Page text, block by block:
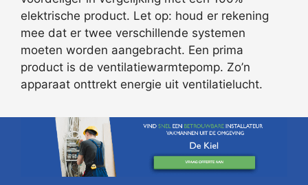
elektrische product. Let op: houd er rekening
mee dat er twee verschillende systemen
moeten worden aangebracht. Een prima
product is de ventilatiewarmtepomp. Zo’n
apparaat onttrekt energie uit ventilatielucht.